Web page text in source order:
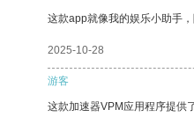
这款app就像我的娱乐小助手
2025-10-28
游客
这款加速器VPM应用程序提供